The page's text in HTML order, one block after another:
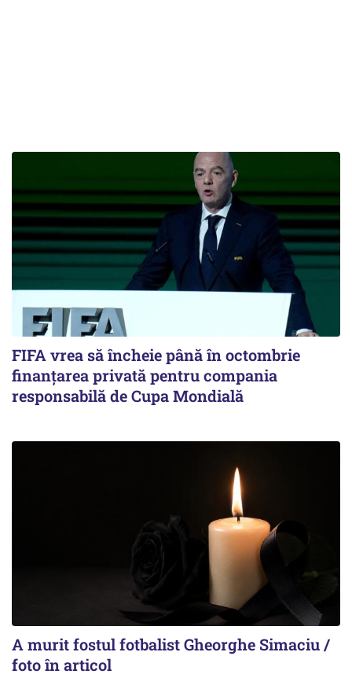
FIFA vrea să încheie până în octombrie
finanțarea privată pentru compania
responsabilă de Cupa Mondială
A murit fostul fotbalist Gheorghe Simaciu /
foto în articol